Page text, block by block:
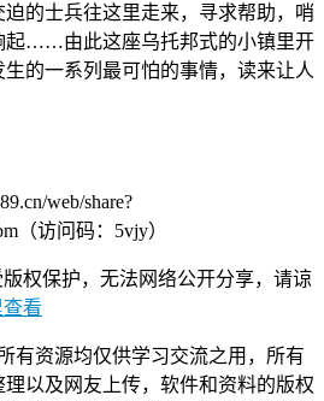
的士兵往这里走来，寻求帮助，哨
起……由此这座乌托邦式的小镇里开
的一系列最可怕的事情，读来让人
web/share?
（访问码：5vjy）
权保护，无法网络公开分享，请谅
看
有资源均仅供学习交流之用，所有
以及网友上传，软件和资料的版权